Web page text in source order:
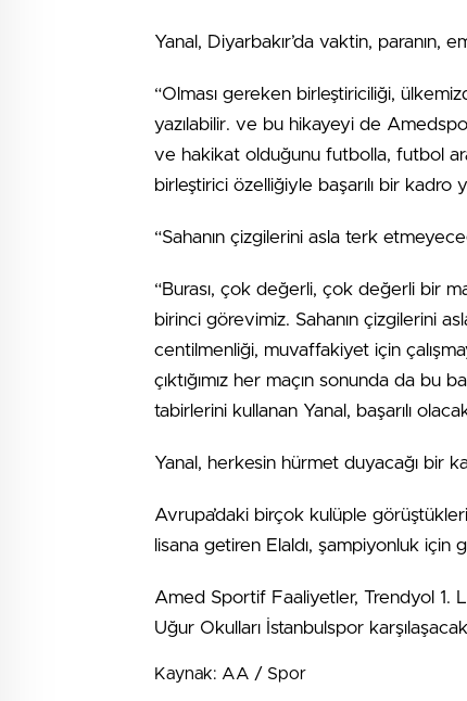
Yanal, Diyarbakır’da vaktin, paranın,
“Olması gereken birleştiriciliği,
yazılabilir. ve bu hikayeyi de
ve hakikat olduğunu futbolla, futbol
birleştirici özelliğiyle başarılı bir
“Sahanın çizgilerini asla terk
“Burası, çok değerli, çok değerli bir
birinci görevimiz. Sahanın çizgilerini
centilmenliği, muvaffakiyet için
çıktığımız her maçın sonunda da
tabirlerini kullanan Yanal, başarılı
Yanal, herkesin hürmet duyacağı bir
Avrupa’daki birçok kulüple
lisana getiren Elaldı, şampiyonluk
Amed Sportif Faaliyetler, Trendyol 1.
Uğur Okulları İstanbulspor
Kaynak: AA / Spor